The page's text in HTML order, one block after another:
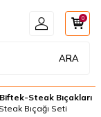
ARA
0
Biftek-Steak Bıçakları
Bıçağı Seti